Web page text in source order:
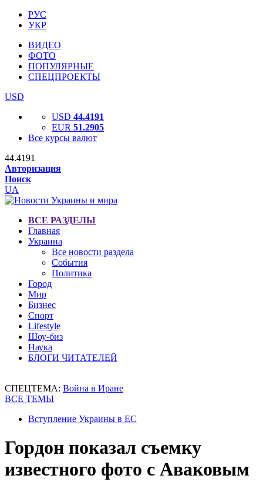
РУС
УКР
ВИДЕО
ФОТО
ПОПУЛЯРНЫЕ
СПЕЦПРОЕКТЫ
USD
USD 44.4191
EUR 51.2905
Все курсы валют
44.4191
Авторизация
Поиск
UA
ВСЕ РАЗДЕЛЫ
Главная
Украина
Все новости раздела
События
Политика
Город
Мир
Бизнес
Спорт
Lifestyle
Шоу-биз
Наука
БЛОГИ ЧИТАТЕЛЕЙ
СПЕЦТЕМА: Война в Иране
ВСЕ ТЕМЫ
Вступление Украины в ЕС
Гордон показал съемку
известного фото с Аваковым